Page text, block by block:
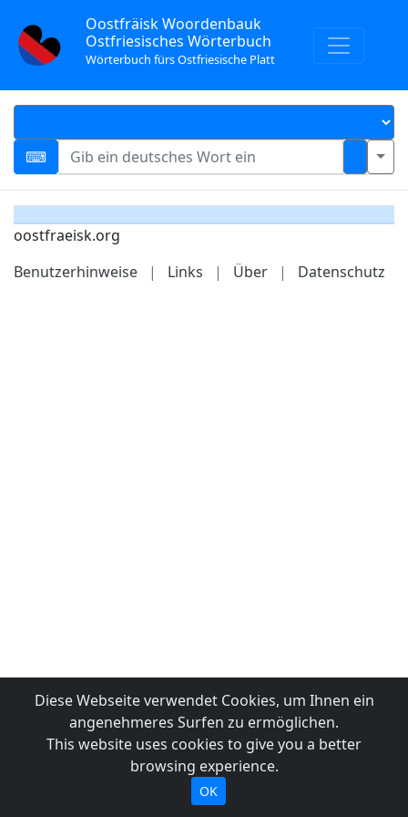
Oostfräisk Woordenbauk
Ostfriesisches Wörterbuch
Wörterbuch fürs Ostfriesische Platt
oostfraeisk.org
Benutzerhinweise
| Links | Über | Datenschutz
Diese Webseite verwendet Cookies, um Ihnen ein
angenehmeres Surfen zu ermöglichen.
This website uses cookies to give you a better
browsing experience.
OK